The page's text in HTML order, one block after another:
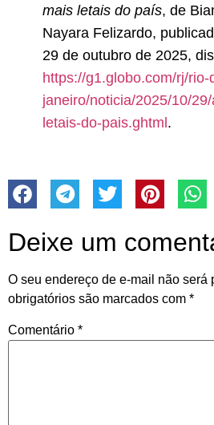
mais letais do país, de
Nayara Felizardo,
29 de outubro de 2025,
https://g1.globo.com/rj/rio-
janeiro/noticia/2025/10/
letais-do-pais.ghtml.
Deixe um
O seu endereço de e-mail não será
obrigatórios são marcados com *
Comentário *